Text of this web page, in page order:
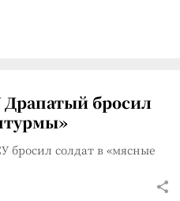
бросил
бросил солдат в «мясные